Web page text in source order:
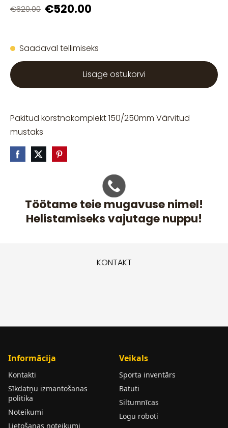
Töötame teie mugavuse nimel!
Helistamiseks vajutage nuppu!
€620.00 €520.00
Saadaval tellimiseks
Lisage ostukorvi
Pakitud korstnakomplekt 150/250mm Värvitud
mustaks
KONTAKT
Informācija
Kontakti
Sīkdatņu izmantošanas
politika
Noteikumi
Lietošanas noteikumi
Veikals
Sporta inventārs
Batuti
Siltumnīcas
Logu roboti